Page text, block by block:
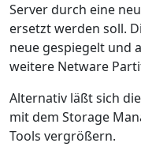
Server durch eine
ersetzt werden soll.
neue gespiegelt und
weitere Netware
Alternativ läßt sich
mit dem Storage
Tools vergrößern.